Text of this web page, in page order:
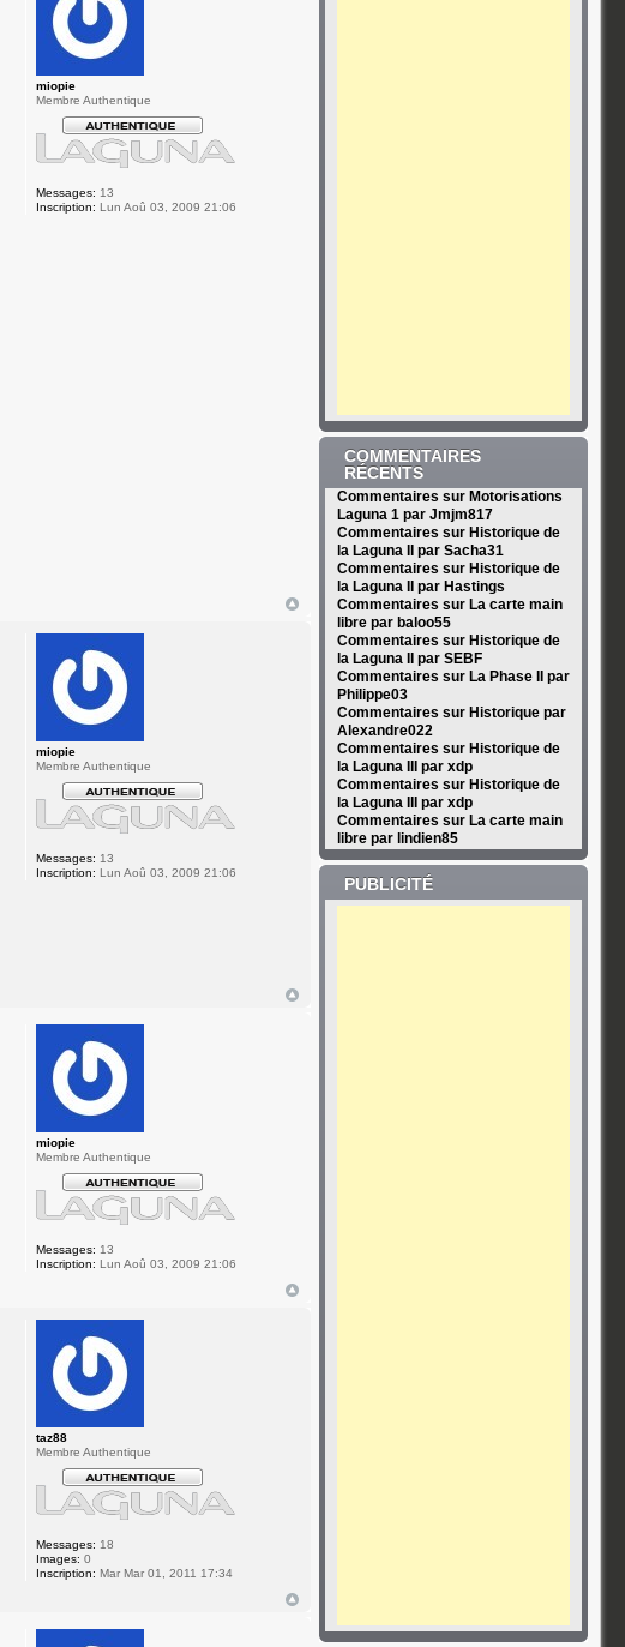
miopie
Membre Authentique
Messages: 13
Inscription: Lun Aoû 03, 2009 21:06
miopie
Membre Authentique
Messages: 13
Inscription: Lun Aoû 03, 2009 21:06
miopie
Membre Authentique
Messages: 13
Inscription: Lun Aoû 03, 2009 21:06
taz88
Membre Authentique
Messages: 18
Images: 0
Inscription: Mar Mar 01, 2011 17:34
COMMENTAIRES
RÉCENTS
Commentaires sur Motorisations
Laguna 1 par Jmjm817
Commentaires sur Historique de
la Laguna II par Sacha31
Commentaires sur Historique de
la Laguna II par Hastings
Commentaires sur La carte main
libre par baloo55
Commentaires sur Historique de
la Laguna II par SEBF
Commentaires sur La Phase II par
Philippe03
Commentaires sur Historique par
Alexandre022
Commentaires sur Historique de
la Laguna III par xdp
Commentaires sur Historique de
la Laguna III par xdp
Commentaires sur La carte main
libre par lindien85
PUBLICITÉ